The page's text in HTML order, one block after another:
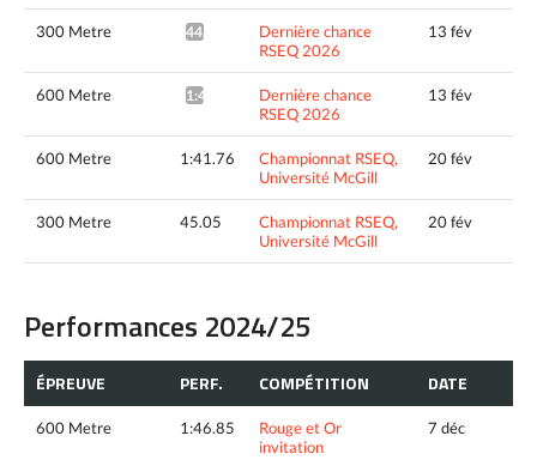
300 Metre 44.30*
Dernière chance
RSEQ 2026
13 fév
600 Metre 1:40.70*
Dernière chance
RSEQ 2026
13 fév
600 Metre 1:41.76
Championnat RSEQ,
Université McGill
20 fév
300 Metre 45.05
Championnat RSEQ,
Université McGill
20 fév
Performances 2024/25
ÉPREUVE PERF. COMPÉTITION DATE
600 Metre 1:46.85
Rouge et Or
invitation
7 déc